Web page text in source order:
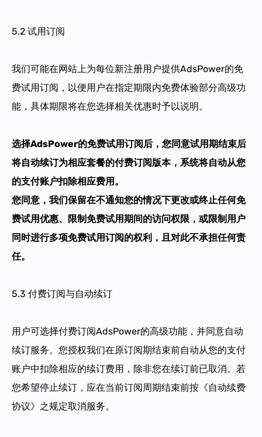
5.2 试用订阅
我们可能在网站上为每位新注册用户提供AdsPower的免
费试用订阅，以便用户在指定期限内免费体验部分高级功
能，具体期限将在您选择相关优惠时予以说明。
选择AdsPower的免费试用订阅后，您同意试用期结束后
将自动续订为相应套餐的付费订阅版本，系统将自动从您
的支付账户扣除相应费用。
您同意，我们保留在不通知您的情况下更改或终止任何免
费试用优惠、限制免费试用期间的访问权限，或限制用户
同时进行多项免费试用订阅的权利，且对此不承担任何责
任。
5.3 付费订阅与自动续订
用户可选择付费订阅AdsPower的高级功能，并同意自动
续订服务。您授权我们在原订阅期结束前自动从您的支付
账户中扣除相应的续订费用，除非您在续订前已取消。若
您希望停止续订，应在当前订阅周期结束前按《自动续费
协议》之规定取消服务。